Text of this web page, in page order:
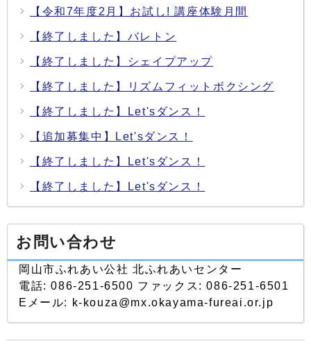
【令和7年度2月】お試し! 講座体験月間
【終了しました】バレトン
【終了しました】シェイプアップ
【終了しました】リズムフィットボクシング
【終了しました】Let'sダンス！
【追加募集中】Let'sダンス！
【終了しました】Let'sダンス！
【終了しました】Let'sダンス！
お問い合わせ
岡山市ふれあい公社 北ふれあいセンター
電話: 086-251-6500 ファックス: 086-251-6501
Eメール: k-kouza@mx.okayama-fureai.or.jp